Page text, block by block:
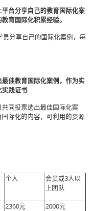
台分享自己的教育国际化案
育国际化积累经验。
分享自己的国际化案例，每
佳教育国际化案例，作为实
实践证书
同投票选出最佳国际化案
际化的内容，可利用的资源
个人
会员或3人以
上团队
2360元 2000元